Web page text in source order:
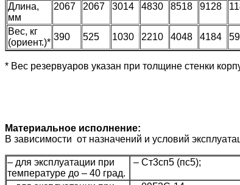
Длина,
мм
2067 2067 3014 4830 8518 9128
Вес, кг
(ориент.)*
390 525 1030 2210 4048 4184
* Вес резервуаров указан при толщине стенки
Материальное исполнение:
В зависимости от назначений и условий
– для эксплуатации при
температуре до – 40 град.
– Ст3сп5 (пс5);